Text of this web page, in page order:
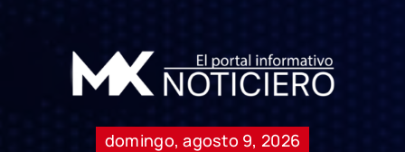
domingo, agosto 9, 2026